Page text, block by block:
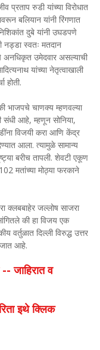
रुडी यांच्या विरोधात
बलियान यांनी रिंगणात
दुबे यांनी उघडपणे
नड्डा स्वतः मतदान
अनधिकृत उमेदवार असल्याची
यांच्या नेतृत्वाखाली
होती.
भाजपचे चाणक्य म्हणवल्या
संधी आहे, म्हणून सोनिया,
विजयी करा आणि केंद्र
आला. त्यामुळे सामान्य
बरीच तापली. शेवटी एकूण
मतांच्या मोठ्या फरकाने
क्लबबाहेर जल्लोष साजरा
की हा विजय एक
वर्तुळात दिल्ली विरुद्ध उत्तर
जात आहे.
जाहिरात व
इथे क्लिक